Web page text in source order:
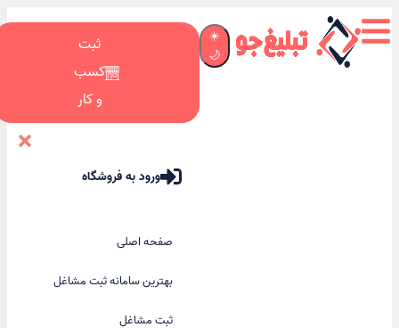
☀️
🌙
ثبت
کسب
و کار
ورود به فروشگاه
صفحه اصلی
بهترین سامانه ثبت مشاغل
ثبت مشاغل